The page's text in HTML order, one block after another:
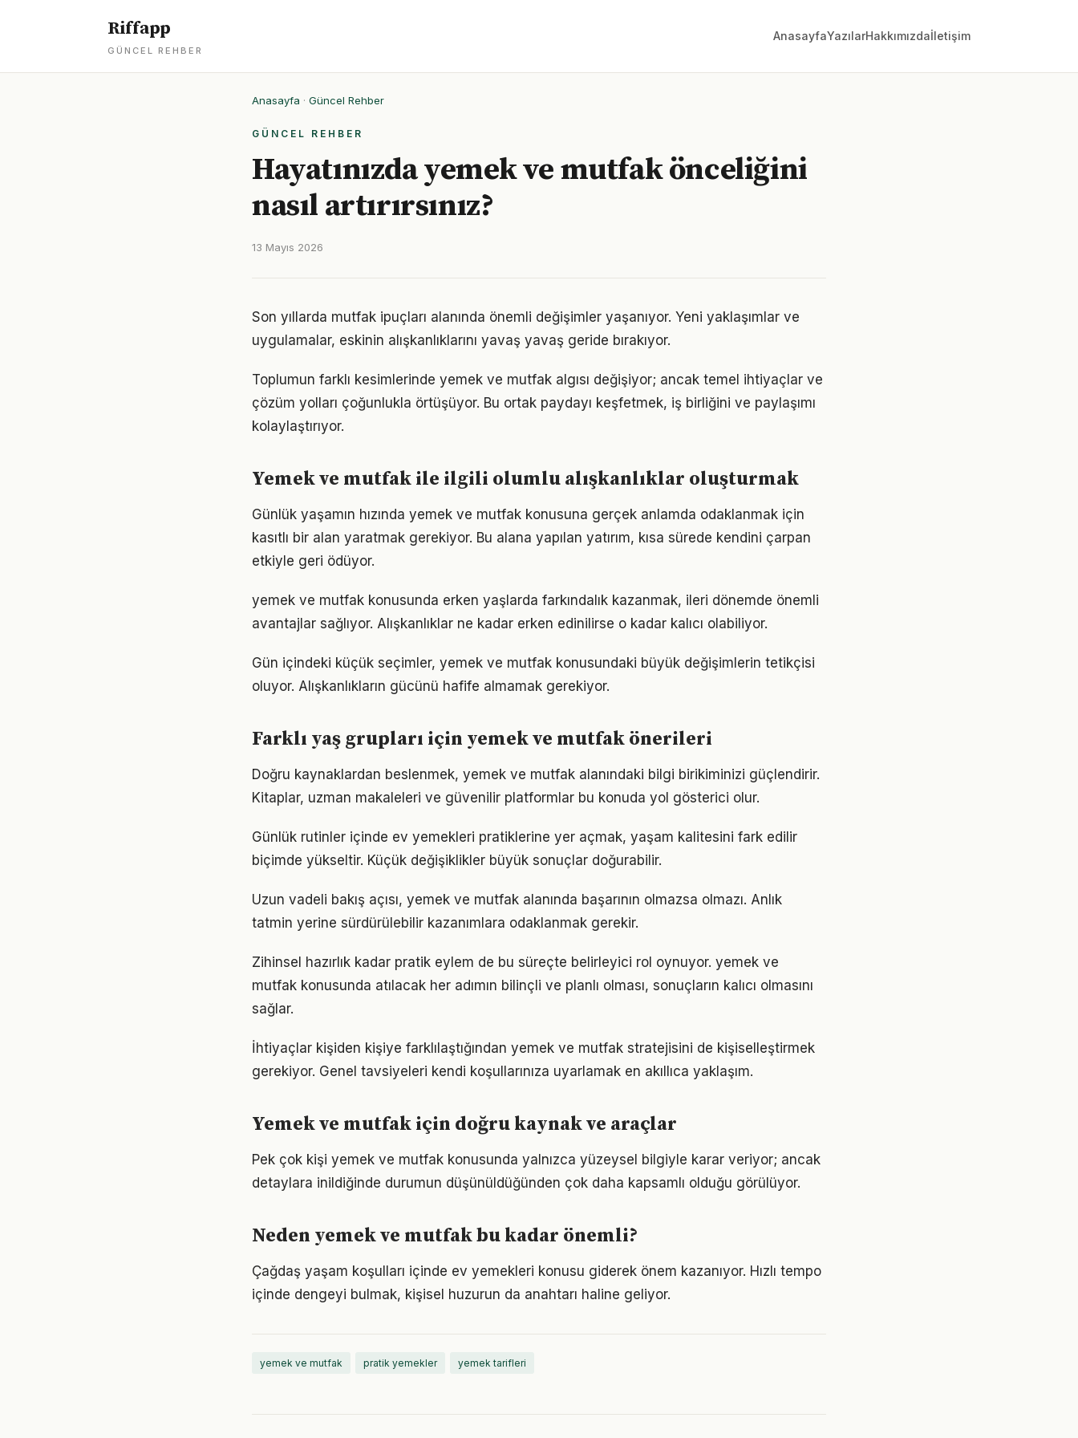
Riffapp
GÜNCEL REHBER
AnasayfaYazılarHakkımızdaİletişim
Anasayfa · Güncel Rehber
GÜNCEL REHBER
Hayatınızda yemek ve mutfak önceliğini
nasıl artırırsınız?
13 Mayıs 2026
Son yıllarda mutfak ipuçları alanında önemli değişimler yaşanıyor. Yeni yaklaşımlar ve
uygulamalar, eskinin alışkanlıklarını yavaş yavaş geride bırakıyor.
Toplumun farklı kesimlerinde yemek ve mutfak algısı değişiyor; ancak temel ihtiyaçlar ve
çözüm yolları çoğunlukla örtüşüyor. Bu ortak paydayı keşfetmek, iş birliğini ve paylaşımı
kolaylaştırıyor.
Yemek ve mutfak ile ilgili olumlu alışkanlıklar oluşturmak
Günlük yaşamın hızında yemek ve mutfak konusuna gerçek anlamda odaklanmak için
kasıtlı bir alan yaratmak gerekiyor. Bu alana yapılan yatırım, kısa sürede kendini çarpan
etkiyle geri ödüyor.
yemek ve mutfak konusunda erken yaşlarda farkındalık kazanmak, ileri dönemde önemli
avantajlar sağlıyor. Alışkanlıklar ne kadar erken edinilirse o kadar kalıcı olabiliyor.
Gün içindeki küçük seçimler, yemek ve mutfak konusundaki büyük değişimlerin tetikçisi
oluyor. Alışkanlıkların gücünü hafife almamak gerekiyor.
Farklı yaş grupları için yemek ve mutfak önerileri
Doğru kaynaklardan beslenmek, yemek ve mutfak alanındaki bilgi birikiminizi güçlendirir.
Kitaplar, uzman makaleleri ve güvenilir platformlar bu konuda yol gösterici olur.
Günlük rutinler içinde ev yemekleri pratiklerine yer açmak, yaşam kalitesini fark edilir
biçimde yükseltir. Küçük değişiklikler büyük sonuçlar doğurabilir.
Uzun vadeli bakış açısı, yemek ve mutfak alanında başarının olmazsa olmazı. Anlık
tatmin yerine sürdürülebilir kazanımlara odaklanmak gerekir.
Zihinsel hazırlık kadar pratik eylem de bu süreçte belirleyici rol oynuyor. yemek ve
mutfak konusunda atılacak her adımın bilinçli ve planlı olması, sonuçların kalıcı olmasını
sağlar.
İhtiyaçlar kişiden kişiye farklılaştığından yemek ve mutfak stratejisini de kişiselleştirmek
gerekiyor. Genel tavsiyeleri kendi koşullarınıza uyarlamak en akıllıca yaklaşım.
Yemek ve mutfak için doğru kaynak ve araçlar
Pek çok kişi yemek ve mutfak konusunda yalnızca yüzeysel bilgiyle karar veriyor; ancak
detaylara inildiğinde durumun düşünüldüğünden çok daha kapsamlı olduğu görülüyor.
Neden yemek ve mutfak bu kadar önemli?
Çağdaş yaşam koşulları içinde ev yemekleri konusu giderek önem kazanıyor. Hızlı tempo
içinde dengeyi bulmak, kişisel huzurun da anahtarı haline geliyor.
yemek ve mutfak pratik yemekler yemek tarifleri